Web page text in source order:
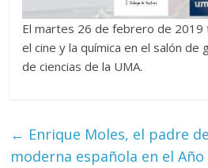
El martes 26 de febrero de 2019
el cine y la química en el salón de
de ciencias de la UMA.
← Enrique Moles, el padre
moderna española en el